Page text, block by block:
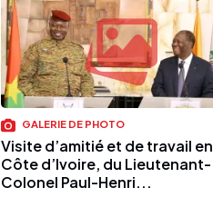
GALERIE DE PHOTO
Visite d’amitié et de travail en
Côte d’Ivoire, du Lieutenant-
Colonel Paul-Henri...